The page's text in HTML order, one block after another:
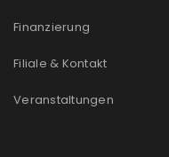
Finanzierung
Filiale & Kontakt
Veranstaltungen